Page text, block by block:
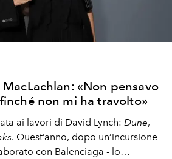
«Non pensavo
non mi ha travolto»
ai lavori di David Lynch: Dune,
. Quest’anno, dopo un’incursione
con Balenciaga - lo